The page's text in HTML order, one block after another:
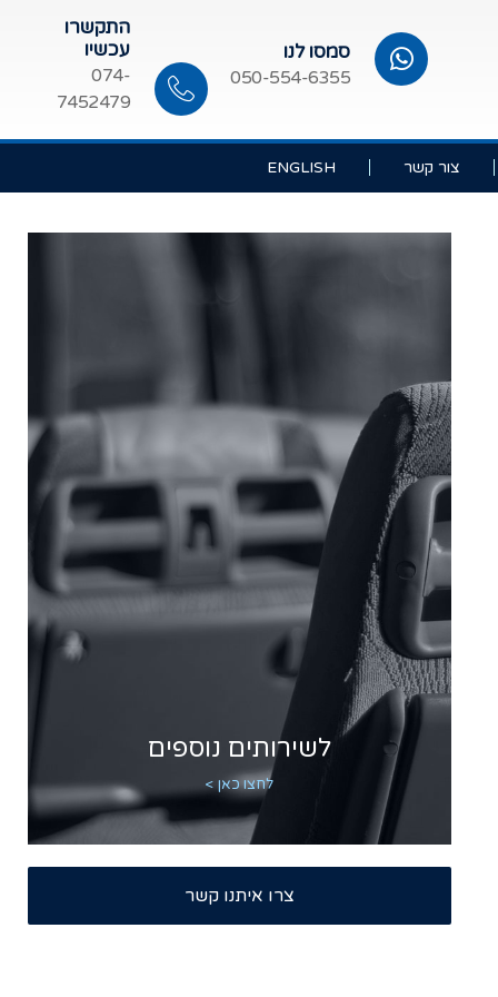
סמסו לנו
050-554-6355
התקשרו
עכשיו
074-
7452479
צור קשר ENGLISH
לשירותים נוספים
לחצו כאן >
צרו איתנו קשר